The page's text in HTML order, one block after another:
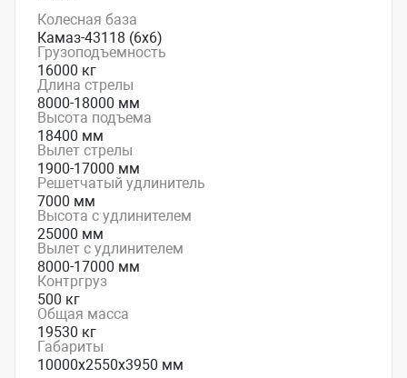
Колесная база
Камаз-43118 (6x6)
Грузоподъемность
16000 кг
Длина стрелы
8000-18000 мм
Высота подъема
18400 мм
Вылет стрелы
1900-17000 мм
Решетчатый удлинитель
7000 мм
Высота с удлинителем
25000 мм
Вылет с удлинителем
8000-17000 мм
Контргруз
500 кг
Общая масса
19530 кг
Габариты
10000х2550х3950 мм